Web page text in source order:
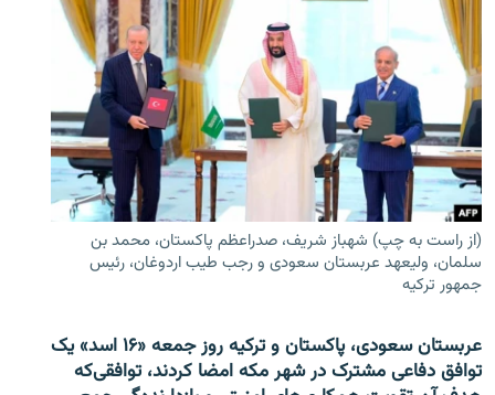
(از راست به چپ) شهباز شریف، صدراعظم پاکستان، محمد بن
سلمان، ولیعهد عربستان سعودی و رجب طیب اردوغان، رئیس
جمهور ترکیه
عربستان سعودی، پاکستان و ترکیه روز جمعه «۱۶ اسد» یک
توافق دفاعی مشترک در شهر مکه امضا کردند، توافقی‌که